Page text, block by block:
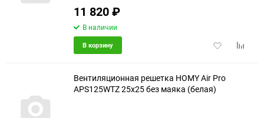
11 820₽
В наличии
Добавить
В корзину
Вентиляционная решетка HOMY Air Pro
APS125WTZ 25x25 без маяка (белая)